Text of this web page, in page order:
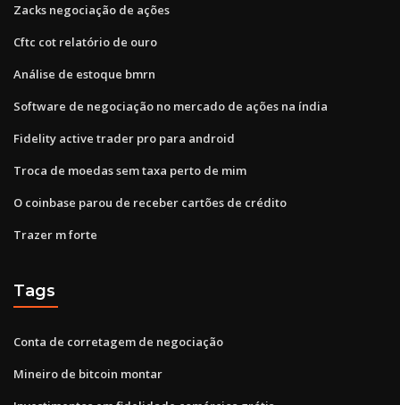
Zacks negociação de ações
Cftc cot relatório de ouro
Análise de estoque bmrn
Software de negociação no mercado de ações na índia
Fidelity active trader pro para android
Troca de moedas sem taxa perto de mim
O coinbase parou de receber cartões de crédito
Trazer m forte
Tags
Conta de corretagem de negociação
Mineiro de bitcoin montar